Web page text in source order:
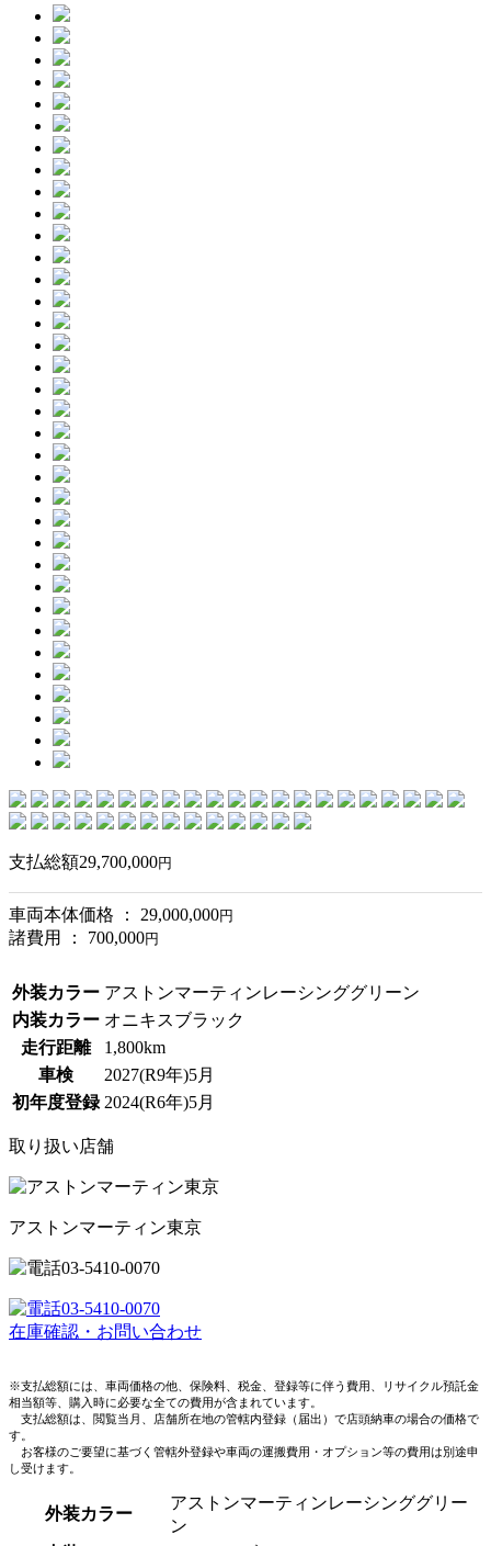
支払総額29,700,000円
車両本体価格 ： 29,000,000円
諸費用 ： 700,000円
外装カラー アストンマーティンレーシンググリーン
内装カラー オニキスブラック
走行距離
1,800km
車検
2027(R9年)5月
初年度登録 2024(R6年)5月
取り扱い店舗
アストンマーティン東京
03-5410-0070
03-5410-0070
在庫確認・お問い合わせ
※支払総額には、車両価格の他、保険料、税金、登録等に伴う費用、リサイクル預託金
相当額等、購入時に必要な全ての費用が含まれています。
支払総額は、閲覧当月、店舗所在地の管轄内登録（届出）で店頭納車の場合の価格で
す。
お客様のご要望に基づく管轄外登録や車両の運搬費用・オプション等の費用は別途申
し受けます。
外装カラー
アストンマーティンレーシンググリー
ン